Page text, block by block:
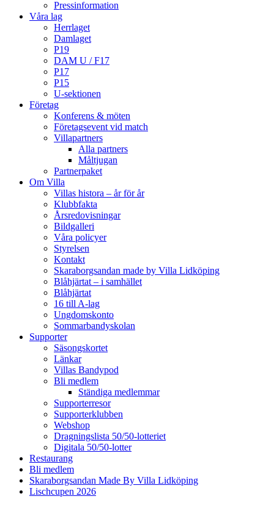
Pressinformation
Våra lag
Herrlaget
Damlaget
P19
DAM U / F17
P17
P15
U-sektionen
Företag
Konferens & möten
Företagsevent vid match
Villapartners
Alla partners
Måltjugan
Partnerpaket
Om Villa
Villas histora – år för år
Klubbfakta
Årsredovisningar
Bildgalleri
Våra policyer
Styrelsen
Kontakt
Skaraborgsandan made by Villa Lidköping
Blåhjärtat – i samhället
Blåhjärtat
16 till A-lag
Ungdomskonto
Sommarbandyskolan
Supporter
Säsongskortet
Länkar
Villas Bandypod
Bli medlem
Ständiga medlemmar
Supporterresor
Supporterklubben
Webshop
Dragningslista 50/50-lotteriet
Digitala 50/50-lotter
Restaurang
Bli medlem
Skaraborgsandan Made By Villa Lidköping
Lischcupen 2026